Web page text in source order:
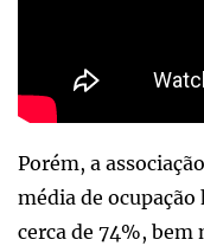
Porém, a
média de ocupação
cerca de 74%, bem